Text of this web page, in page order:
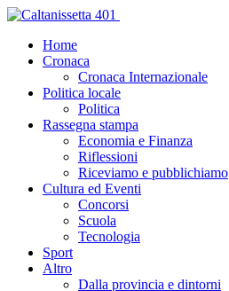
Home
Cronaca
Cronaca Internazionale
Politica locale
Politica
Rassegna stampa
Economia e Finanza
Riflessioni
Riceviamo e pubblichiamo
Cultura ed Eventi
Concorsi
Scuola
Tecnologia
Sport
Altro
Dalla provincia e dintorni